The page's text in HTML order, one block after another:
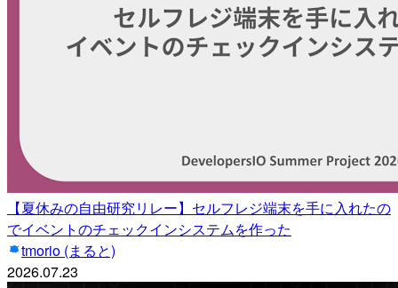
【夏休みの自由研究リレー】セルフレジ端末を手に入れたの
でイベントのチェックインシステムを作った
tmorio (まると)
2026.07.23